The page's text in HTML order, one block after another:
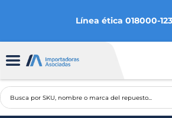
Línea ética 018000-
Busca por SKU, nombre o marca del